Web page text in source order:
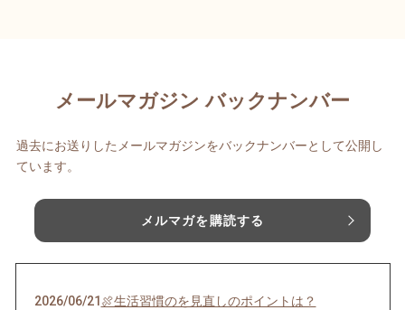
メールマガジン バックナンバー
過去にお送りしたメールマガジンをバックナンバーとして公開し
ています。
メルマガを購読する
2026/06/21 🍖生活習慣のを見直しのポイントは？